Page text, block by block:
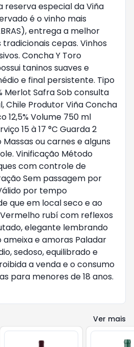
reserva especial da Viña
é o vinho mais
entrega a melhor
cepas. Vinhos
Concha Y Toro
taninos suaves e
e final persistente. Tipo
Merlot Safra Sob consulta
Chile Produtor Viña Concha
12,5% Volume 750 ml
15 à 17 °C Guarda 2
ou carnes e alguns
Vinificação Método
com controle de
Sem passagem por
por tempo
que em local seco e ao
rubí com reflexos
elegante lembrando
e amoras Paladar
sedoso, equilibrado e
a venda e o consumo
para menores de 18 anos.
Ver mais